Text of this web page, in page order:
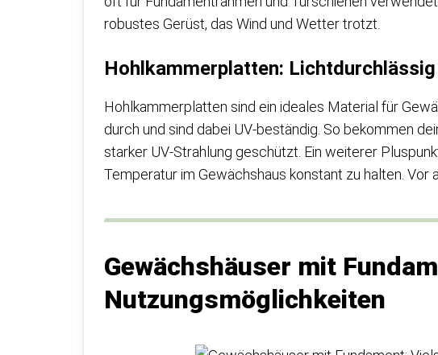
robustes Gerüst, das Wind und Wetter trotzt.
Hohlkammerplatten:
Hohlkammerplatten sind ein ideales Material für
durch und sind dabei UV-beständig. So bekommen
starker UV-Strahlung geschützt. Ein weiterer
Temperatur im Gewächshaus konstant zu halten.
Gewächshäuser mit
Nutzungsmöglichkeiten